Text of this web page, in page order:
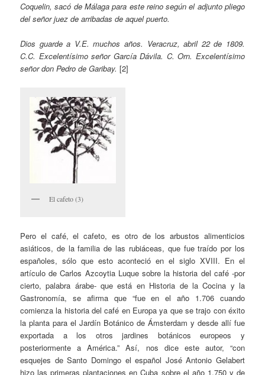
Coquelin, sacó de Málaga para este reino según el adjunto pliego
del señor juez de arribadas de aquel puerto.
Dios guarde a V.E. muchos años. Veracruz, abril 22 de 1809.
C.C. Excelentísimo señor García Dávila. C. Orn. Excelentísimo
señor don Pedro de Garibay. [2]
El cafeto (3)
Pero el café, el cafeto, es otro de los arbustos alimenticios
asiáticos, de la familia de las rubiáceas, que fue traído por los
españoles, sólo que esto aconteció en el siglo XVIII. En el
artículo de Carlos Azcoytia Luque sobre la historia del café -por
cierto, palabra árabe- que está en Historia de la Cocina y la
Gastronomía, se afirma que “fue en el año 1.706 cuando
comienza la historia del café en Europa ya que se trajo con éxito
la planta para el Jardín Botánico de Ámsterdam y desde allí fue
exportada a los otros jardines botánicos europeos y
posteriormente a América.” Así, nos dice este autor, “con
esquejes de Santo Domingo el español José Antonio Gelabert
hizo las primeras plantaciones en Cuba sobre el año 1.750 y de